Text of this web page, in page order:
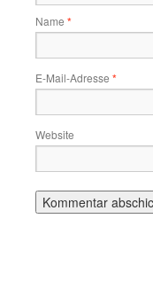
Name *
E-Mail-Adresse *
Website